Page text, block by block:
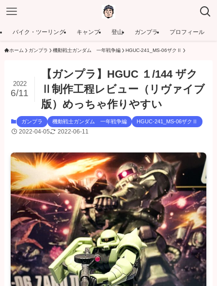
バイク・ツーリング キャンプ 登山 ガンプラ プロフィール
ホーム ガンプラ 機動戦士ガンダム 一年戦争編 HGUC-241_MS-06ザクⅡ
【ガンプラ】HGUC １/144 ザク
Ⅱ制作工程レビュー（リヴァイブ
版）めっちゃ作りやすい
2022
6/11
ガンプラ 機動戦士ガンダム 一年戦争編 HGUC-241_MS-06ザクⅡ
2022-04-05 2022-06-11